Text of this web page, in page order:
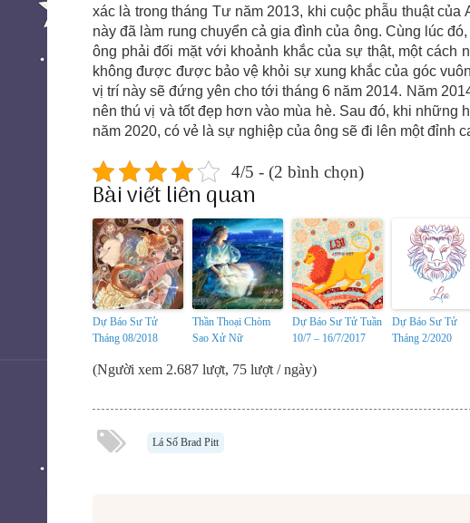
xác là trong tháng Tư năm 2013, khi cuộc phẫu thuật
này đã làm rung chuyển cả gia đình của ông. Cùng lúc
ông phải đối mặt với khoảnh khắc của sự thật, một cách
không được được bảo vệ khỏi sự xung khắc của góc
vị trí này sẽ đứng yên cho tới tháng 6 năm 2014. Năm
nên thú vị và tốt đẹp hơn vào mùa hè. Sau đó, khi những
năm 2020, có vẻ là sự nghiệp của ông sẽ đi lên một đỉnh
4/5 - (2 bình chọn)
Bài viết liên quan
Dự Báo Sư Tử
Tháng 08/2018
Thần Thoại Chòm
Sao Xử Nữ
Dự Báo Sư Tử Tuần
10/7 – 16/7/2017
Dự Báo Sư Tử
Tháng 2/2020
(Người xem 2.687 lượt, 75 lượt / ngày)
Lá Số Brad Pitt